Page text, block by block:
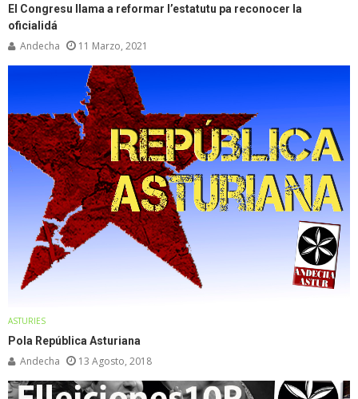
El Congresu llama a reformar l’estatutu pa reconocer la
oficialidá
Andecha 11 Marzo, 2021
ASTURIES
Pola República Asturiana
Andecha 13 Agosto, 2018